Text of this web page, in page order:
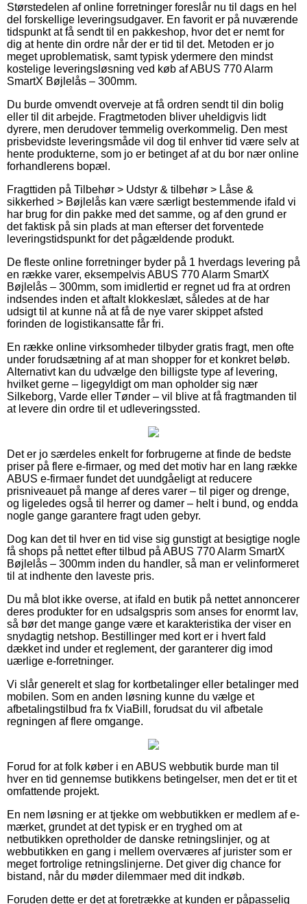
Størstedelen af online forretninger foreslår nu til dags en hel
del forskellige leveringsudgaver. En favorit er på nuværende
tidspunkt at få sendt til en pakkeshop, hvor det er nemt for
dig at hente din ordre når der er tid til det. Metoden er jo
meget uproblematisk, samt typisk ydermere den mindst
kostelige leveringsløsning ved køb af ABUS 770 Alarm
SmartX Bøjlelås – 300mm.
Du burde omvendt overveje at få ordren sendt til din bolig
eller til dit arbejde. Fragtmetoden bliver uheldigvis lidt
dyrere, men derudover temmelig overkommelig. Den mest
prisbevidste leveringsmåde vil dog til enhver tid være selv at
hente produkterne, som jo er betinget af at du bor nær online
forhandlerens bopæl.
Fragttiden på Tilbehør > Udstyr & tilbehør > Låse &
sikkerhed > Bøjlelås kan være særligt bestemmende ifald vi
har brug for din pakke med det samme, og af den grund er
det faktisk på sin plads at man efterser det forventede
leveringstidspunkt for det pågældende produkt.
De fleste online forretninger byder på 1 hverdags levering på
en række varer, eksempelvis ABUS 770 Alarm SmartX
Bøjlelås – 300mm, som imidlertid er regnet ud fra at ordren
indsendes inden et aftalt klokkeslæt, således at de har
udsigt til at kunne nå at få de nye varer skippet afsted
forinden de logistikansatte får fri.
En række online virksomheder tilbyder gratis fragt, men ofte
under forudsætning af at man shopper for et konkret beløb.
Alternativt kan du udvælge den billigste type af levering,
hvilket gerne – ligegyldigt om man opholder sig nær
Silkeborg, Varde eller Tønder – vil blive at få fragtmanden til
at levere din ordre til et udleveringssted.
Det er jo særdeles enkelt for forbrugerne at finde de bedste
priser på flere e-firmaer, og med det motiv har en lang række
ABUS e-firmaer fundet det uundgåeligt at reducere
prisniveauet på mange af deres varer – til piger og drenge,
og ligeledes også til herrer og damer – helt i bund, og endda
nogle gange garantere fragt uden gebyr.
Dog kan det til hver en tid vise sig gunstigt at besigtige nogle
få shops på nettet efter tilbud på ABUS 770 Alarm SmartX
Bøjlelås – 300mm inden du handler, så man er velinformeret
til at indhente den laveste pris.
Du må blot ikke overse, at ifald en butik på nettet annoncerer
deres produkter for en udsalgspris som anses for enormt lav,
så bør det mange gange være et karakteristika der viser en
snydagtig netshop. Bestillinger med kort er i hvert fald
dækket ind under et reglement, der garanterer dig imod
uærlige e-forretninger.
Vi slår generelt et slag for kortbetalinger eller betalinger med
mobilen. Som en anden løsning kunne du vælge et
afbetalingstilbud fra fx ViaBill, forudsat du vil afbetale
regningen af flere omgange.
Forud for at folk køber i en ABUS webbutik burde man til
hver en tid gennemse butikkens betingelser, men det er tit et
omfattende projekt.
En nem løsning er at tjekke om webbutikken er medlem af e-
mærket, grundet at det typisk er en tryghed om at
netbutikken opretholder de danske retningslinjer, og at
webbutikken en gang i mellem overværes af jurister som er
meget fortrolige retningslinjerne. Det giver dig chance for
bistand, når du møder dilemmaer med dit indkøb.
Foruden dette er det at foretrække at kunden er påpasselig